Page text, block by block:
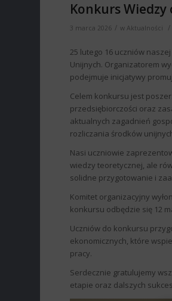
Konkurs
3 marca 2026 / wAktualności /
25 lutego 16 uczniów
Unijnych. Organizatorem
podejmuje inicjatywy
Celem konkursu jest
przedsiębiorczości oraz
aktualnych zagadnień
rozliczania środków
Nasi uczniowie
wiedzy teoretycznej, ale
solidne przygotowanie i
Komitet organizacyjny
konkursu odbędzie się 12
Uczniów do konkursu
ekonomicznych, które
pracy.
Serdecznie gratulujemy
etapie oraz dalszych